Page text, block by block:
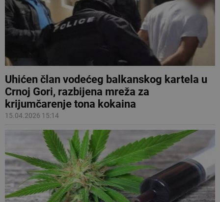
Uhićen član vodećeg balkanskog kartela u
Crnoj Gori, razbijena mreža za
krijumčarenje tona kokaina
15.04.2026 15:14